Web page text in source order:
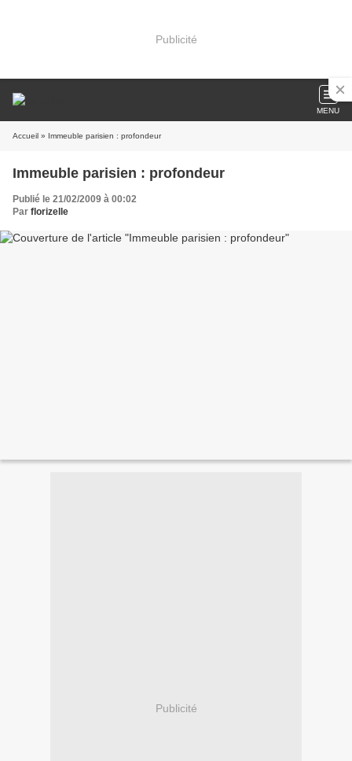
Publicité
MENU
Accueil » Immeuble parisien : profondeur
Immeuble parisien : profondeur
Publié le 21/02/2009 à 00:02
Par florizelle
Publicité